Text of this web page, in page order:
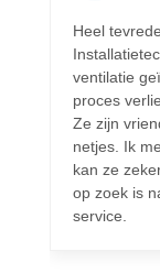
Heel
ventilatie
proces
Ze zijn
netjes. Ik
kan ze
op zoek is
service.